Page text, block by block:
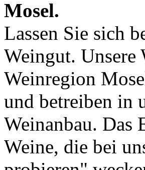
Mosel.
Lassen Sie sich
Weingut. Unsere
Weinregion
und betreiben in
Weinanbau. Das
Weine, die bei